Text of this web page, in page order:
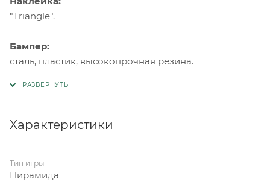
"Triangle".
Бампер:
сталь, пластик, высокопрочная резина.
Характеристики
Тип игры
Пирамида